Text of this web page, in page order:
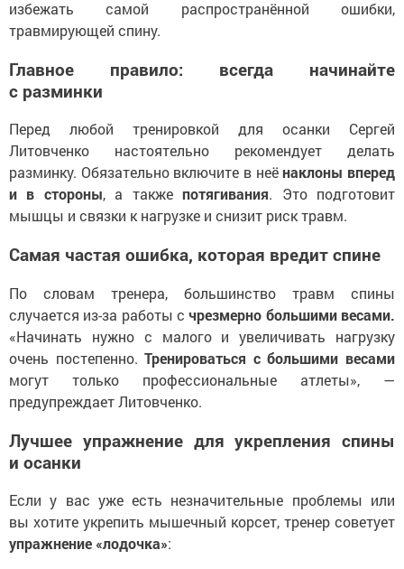
избежать самой распространённой ошибки,
травмирующей спину.
Главное правило: всегда начинайте
с разминки
Перед любой тренировкой для осанки Сергей
Литовченко настоятельно рекомендует делать
разминку. Обязательно включите в неёнаклоны вперед
и в стороны, а такжепотягивания. Это подготовит
мышцы и связки к нагрузке и снизит риск травм.
Самая частая ошибка, которая вредит спине
По словам тренера, большинство травм спины
случается из-за работы с чрезмерно большими весами.
«Начинать нужно с малого и увеличивать нагрузку
очень постепенно.Тренироваться с большими весами
могут только профессиональные атлеты», —
предупреждает Литовченко.
Лучшее упражнение для укрепления спины
и осанки
Если у вас уже есть незначительные проблемы или
вы хотите укрепить мышечный корсет, тренер советует
упражнение «лодочка»: